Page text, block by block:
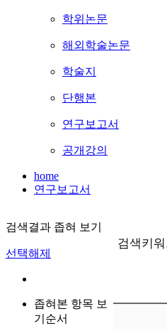
학위논문
해외학술논문
학술지
단행본
연구보고서
공개강의
home
연구보고서
검색결과 좁혀 보기
선택해제
좁혀본 항목 보
기순서
검색키